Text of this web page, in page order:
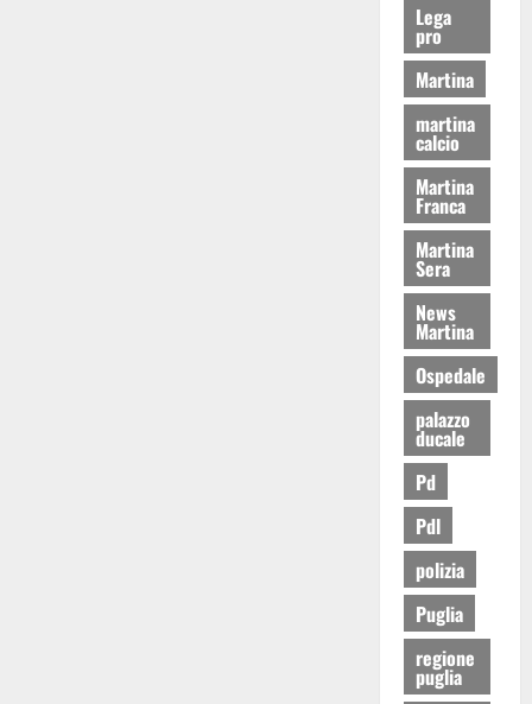
Lega
pro
Martina
martina
calcio
Martina
Franca
Martina
Sera
News
Martina
Ospedale
palazzo
ducale
Pd
Pdl
polizia
Puglia
regione
puglia